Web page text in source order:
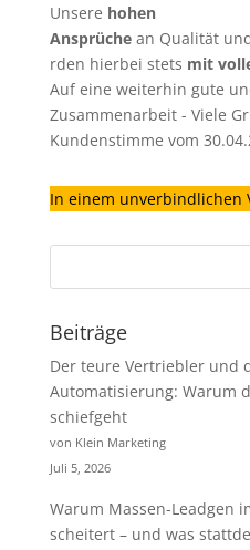
Unsere hohen
Ansprüchean Qualität
rden hierbei stets mit
Auf eine weiterhin gute
Zusammenarbeit - Viele
Kundenstimme vom
In einem unverbindlichen
Beiträge
Der teure Vertriebler und
Automatisierung: Warum
schiefgeht
von Klein Marketing
Juli 5, 2026
Warum Massen-Leadgen
scheitert – und was